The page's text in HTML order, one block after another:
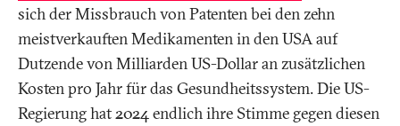
sich der Missbrauch von Patenten bei den zehn
meistverkauften Medikamenten in den USA auf
Dutzende von Milliarden US-Dollar an zusätzlichen
Kosten pro Jahr für das Gesundheitssystem. Die US-
Regierung hat 2024 endlich ihre Stimme gegen diesen